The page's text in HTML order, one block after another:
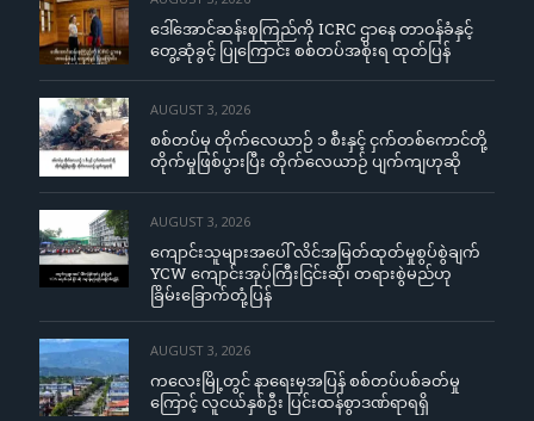
ဒေါ်အောင်ဆန်းစုကြည်ကို ICRC ဌာနေ တာဝန်ခံနှင့်
တွေ့ဆုံခွင့် ပြုကြောင်း စစ်တပ်အစိုးရ ထုတ်ပြန်
AUGUST 3, 2026
စစ်တပ်မှ တိုက်လေယာဉ် ၁ စီးနှင့် ငှက်တစ်ကောင်တို့
တိုက်မှုဖြစ်ပွားပြီး တိုက်လေယာဉ် ပျက်ကျဟုဆို
AUGUST 3, 2026
ကျောင်းသူများအပေါ် လိင်အမြတ်ထုတ်မှုစွပ်စွဲချက်
YCW ကျောင်းအုပ်ကြီးငြင်းဆို၊ တရားစွဲမည်ဟု
ခြိမ်းခြောက်တုံ့ပြန်
AUGUST 3, 2026
ကလေးမြို့တွင် နာရေးမှအပြန် စစ်တပ်ပစ်ခတ်မှု
ကြောင့် လူငယ်နှစ်ဦး ပြင်းထန်စွာဒဏ်ရာရရှိ